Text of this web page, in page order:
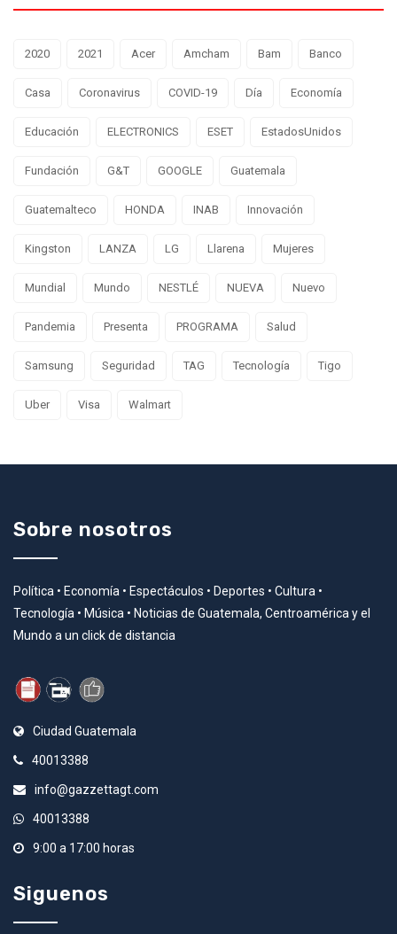
2020 2021 Acer Amcham Bam Banco
Casa Coronavirus COVID-19 Día Economía
Educación ELECTRONICS ESET EstadosUnidos
Fundación G&T GOOGLE Guatemala
Guatemalteco HONDA INAB Innovación
Kingston LANZA LG Llarena Mujeres
Mundial Mundo NESTLÉ NUEVA Nuevo
Pandemia Presenta PROGRAMA Salud
Samsung Seguridad TAG Tecnología Tigo
Uber Visa Walmart
Sobre nosotros
Política • Economía • Espectáculos • Deportes • Cultura •
Tecnología • Música • Noticias de Guatemala, Centroamérica y el
Mundo a un click de distancia
Ciudad Guatemala
40013388
info@gazzettagt.com
40013388
9:00 a 17:00 horas
Siguenos